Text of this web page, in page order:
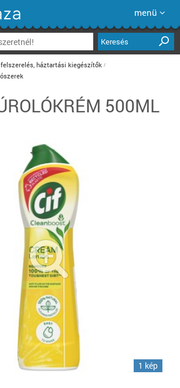
menü
Keresés
háztartási kiegészítők
500ML
1 kép